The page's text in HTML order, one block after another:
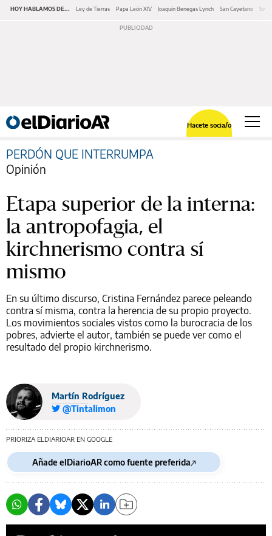
HOY HABLAMOS DE... Ley de Tierras Papa León XIV Joaquín Benegas Lynch San Cayetano
Hacete socia/o
PERDÓN QUE INTERRUMPA
Opinión
Etapa superior de la interna:
la antropofagia, el
kirchnerismo contra sí
mismo
En su último discurso, Cristina Fernández parece peleando
contra sí misma, contra la herencia de su propio proyecto.
Los movimientos sociales vistos como la burocracia de los
pobres, advierte el autor, también se puede ver como el
resultado del propio kirchnerismo.
Martín Rodríguez
@Tintalimon
PRIORIZA ELDIARIOAR EN GOOGLE
Añade elDiarioAR como fuente preferida